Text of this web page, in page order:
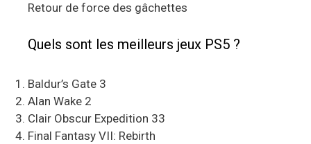
Retour de force des gâchettes
Quels sont les meilleurs jeux PS5 ?
Baldur’s Gate 3
Alan Wake 2
Clair Obscur Expedition 33
Final Fantasy VII: Rebirth